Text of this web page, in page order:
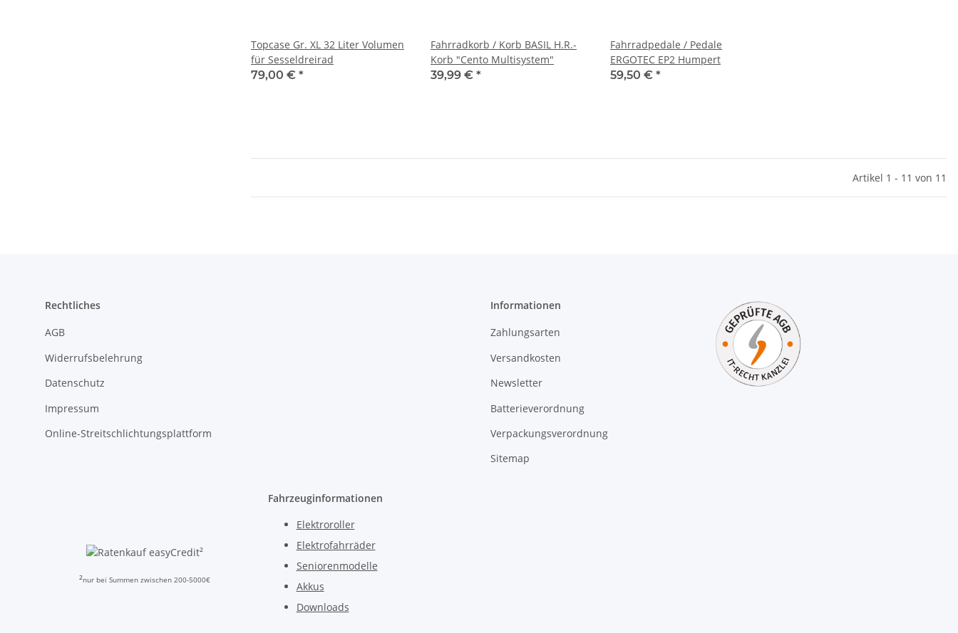
Topcase Gr. XL 32 Liter Volumen
für Sesseldreirad
79,00 € *
Fahrradkorb / Korb BASIL H.R.-
Korb "Cento Multisystem"
39,99 € *
Fahrradpedale / Pedale
ERGOTEC EP2 Humpert
59,50 € *
Artikel 1 - 11 von 11
Rechtliches
AGB
Widerrufsbelehrung
Datenschutz
Impressum
Online-Streitschlichtungsplattform
Informationen
Zahlungsarten
Versandkosten
Newsletter
Batterieverordnung
Verpackungsverordnung
Sitemap
²
²nur bei Summen zwischen 200-5000€
Fahrzeuginformationen
Elektroroller
Elektrofahrräder
Seniorenmodelle
Akkus
Downloads